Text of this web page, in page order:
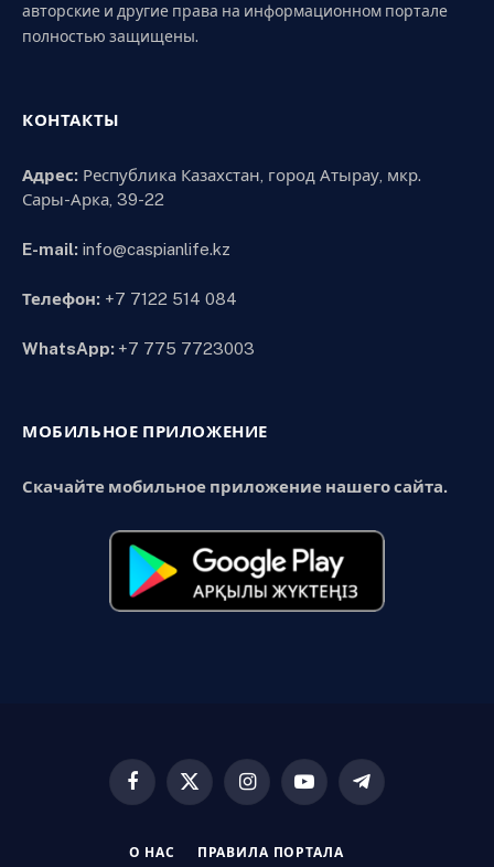
авторские и другие права на информационном портале
полностью защищены.
КОНТАКТЫ
Адрес: Республика Казахстан, город Атырау, мкр.
Сары-Арка, 39-22
E-mail: info@caspianlife.kz
Телефон: +7 7122 514 084
WhatsApp: +7 775 7723003
МОБИЛЬНОЕ ПРИЛОЖЕНИЕ
Скачайте мобильное приложение нашего сайта.
Facebook
X
InstagramYouTubeTelegram
О НАС ПРАВИЛА ПОРТАЛА